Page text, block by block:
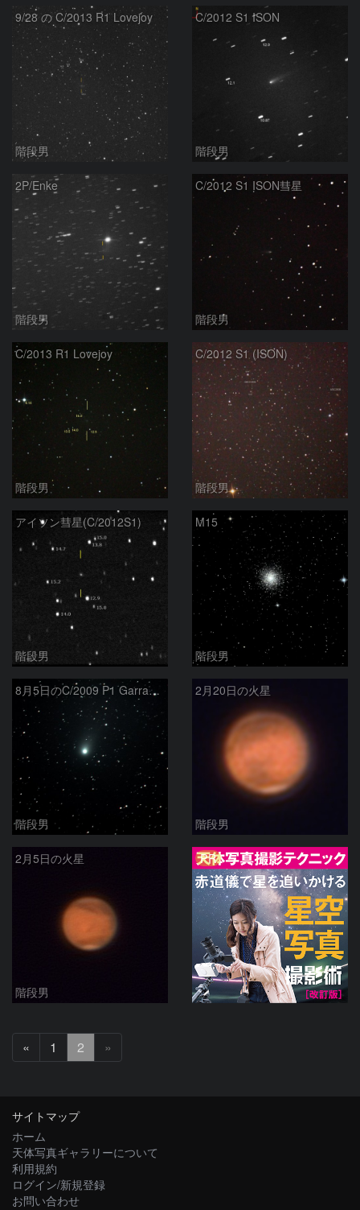
9/28 の C/2013 R1 Lovejoy
階段男
C/2012 S1 ISON
階段男
2P/Enke
階段男
C/2012 S1 ISON彗星
階段男
C/2013 R1 Lovejoy
階段男
C/2012 S1 (ISON)
階段男
アイソン彗星(C/2012S1)
階段男
M15
階段男
8月5日のC/2009 P1 Garradd 彗星
階段男
2月20日の火星
階段男
2月5日の火星
階段男
PR
«
へ
1 2 »
サイトマップ
ホーム
天体写真ギャラリーについて
利用規約
ログイン/新規登録
お問い合わせ